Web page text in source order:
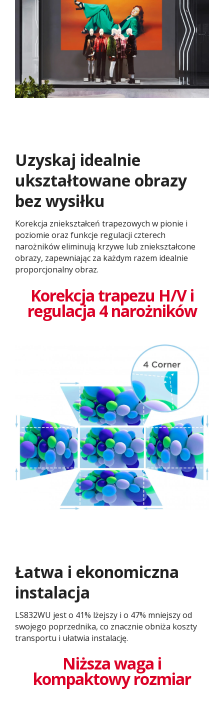
Uzyskaj idealnie
ukształtowane obrazy
bez wysiłku
Korekcja zniekształceń trapezowych w pionie i
poziomie oraz funkcje regulacji czterech
narożników eliminują krzywe lub zniekształcone
obrazy, zapewniając za każdym razem idealnie
proporcjonalny obraz.​​
Korekcja trapezu H/V i
regulacja 4 narożników
Łatwa i ekonomiczna
instalacja
LS832WU jest o 41% lżejszy i o 47% mniejszy od
swojego poprzednika, co znacznie obniża koszty
transportu i ułatwia instalację.
Niższa waga i
kompaktowy rozmiar